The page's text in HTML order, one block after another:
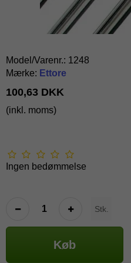
Model/Varenr.: 1248
Mærke: Ettore
100,63 DKK
(inkl. moms)
Ingen bedømmelse
Stk.
Køb